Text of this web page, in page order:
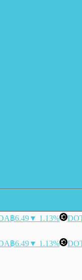
฿6.49▼ 1.13%
฿6.49▼ 1.13%